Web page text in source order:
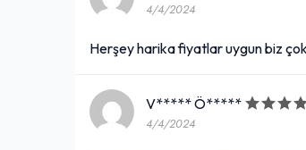
4/4/2024
Herşey harika fiyatlar uygun biz
V***** Ö*****
4/4/2024